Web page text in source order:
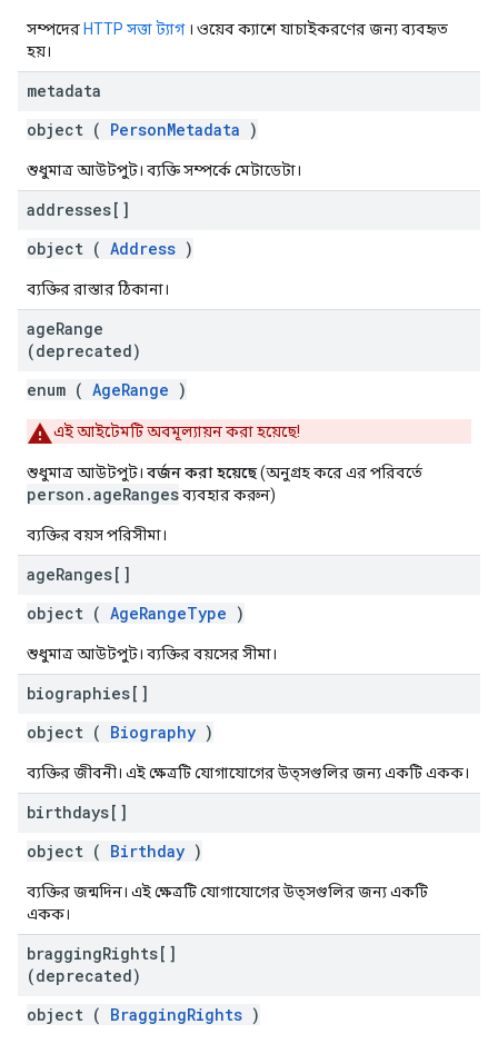
সম্পদের HTTP সত্তা ট্যাগ। ওয়েব ক্যাশে যাচাইকরণের জন্য ব্যবহৃত
হয়।
metadata
object ( PersonMetadata )
শুধুমাত্র আউটপুট। ব্যক্তি সম্পর্কে মেটাডেটা।
addresses[]
object ( Address )
ব্যক্তির রাস্তার ঠিকানা।
ageRange
(deprecated)
enum ( AgeRange )
এই আইটেমটি অবমূল্যায়ন করা হয়েছে!
শুধুমাত্র আউটপুট। বর্জন করা হয়েছে(অনুগ্রহ করে এর পরিবর্তে
person.ageRangesব্যবহার করুন)
ব্যক্তির বয়স পরিসীমা।
ageRanges[]
object ( AgeRangeType )
শুধুমাত্র আউটপুট। ব্যক্তির বয়সের সীমা।
biographies[]
object ( Biography )
ব্যক্তির জীবনী। এই ক্ষেত্রটি যোগাযোগের উত্সগুলির জন্য একটি একক।
birthdays[]
object ( Birthday )
ব্যক্তির জন্মদিন। এই ক্ষেত্রটি যোগাযোগের উত্সগুলির জন্য একটি
একক।
braggingRights[]
(deprecated)
object ( BraggingRights )